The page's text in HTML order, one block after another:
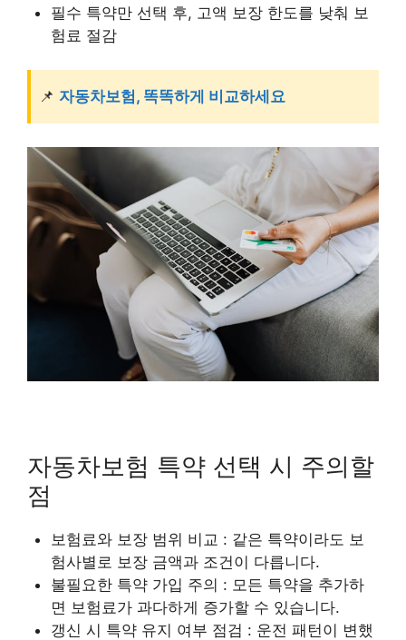
필수 특약만 선택 후, 고액 보장 한도를 낮춰 보
험료 절감
📌 자동차보험, 똑똑하게 비교하세요
자동차보험 특약 선택 시 주의할
점
보험료와 보장 범위 비교 : 같은 특약이라도 보
험사별로 보장 금액과 조건이 다릅니다.
불필요한 특약 가입 주의 : 모든 특약을 추가하
면 보험료가 과다하게 증가할 수 있습니다.
갱신 시 특약 유지 여부 점검 : 운전 패턴이 변했